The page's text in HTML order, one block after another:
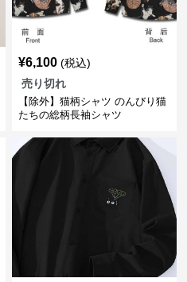
¥6,100 (税込)
売り切れ
【除外】猫柄シャツ のんびり猫
たちの総柄長袖シャツ